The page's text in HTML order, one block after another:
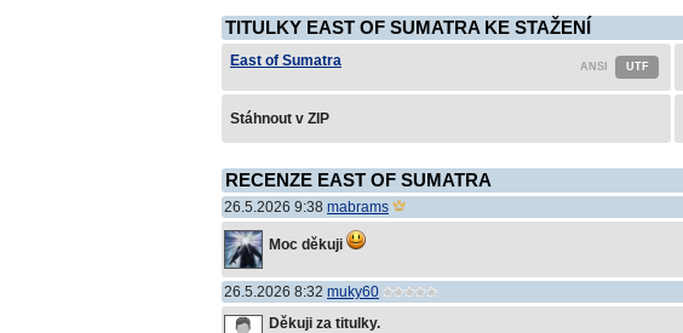
TITULKY EAST OF SUMATRA KE STAŽENÍ
East of Sumatra
Stáhnout v ZIP
RECENZE EAST OF SUMATRA
26.5.2026 9:38 mabrams
Moc děkuji
26.5.2026 8:32 muky60
Děkuji za titulky.